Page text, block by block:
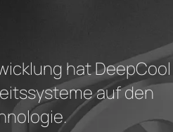
hat DeepCool
auf den